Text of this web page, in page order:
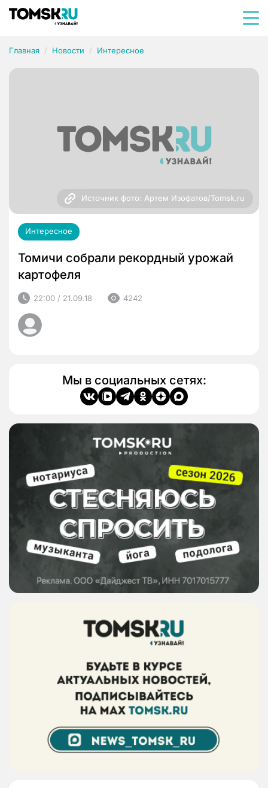
Главная Новости Интересное
Источник фото: Артем Изофатов/Tomsk.ru
Интересное
Томичи собрали рекордный урожай
картофеля
22:00 / 21.09.18 4242
Мы в социальных сетях: